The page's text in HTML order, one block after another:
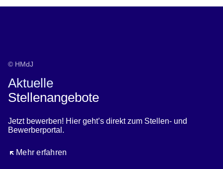
© HMdJ
Aktuelle
Stellenangebote
Jetzt bewerben! Hier geht’s direkt zum Stellen- und
Bewerberportal.
Mehr erfahren
Öffnet sich in einem neuen Fenster